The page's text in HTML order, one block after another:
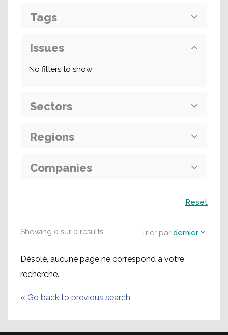
Showing 0 sur 0 results Trier par dernier
Désolé, aucune page ne correspond à votre
recherche.
« Go back to previous search
Tags
Issues
No filters to show
Sectors
Regions
Companies
Reset